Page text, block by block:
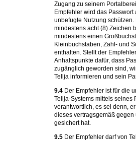
Zugang zu seinem
Empfehler wird das
unbefugte Nutzung
mindestens acht (8) Zeichen
mindestens einen
Kleinbuchstaben, Zahl- und
enthalten. Stellt der
Anhaltspunkte dafür, dass
zugänglich geworden sind,
Tellja informieren und sein
9.4 Der Empfehler ist für die
Tellja-Systems mittels seines
verantwortlich, es sei denn,
dieses vertragsgemäß gegen
gesichert hat.
9.5 Der Empfehler darf von